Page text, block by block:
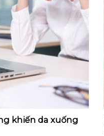
khiến da xuống